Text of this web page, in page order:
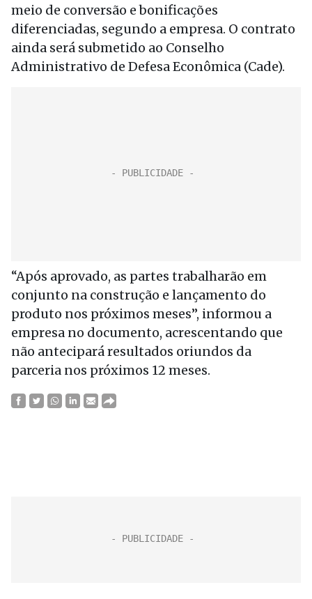
meio de conversão e bonificações
diferenciadas, segundo a empresa. O contrato
ainda será submetido ao Conselho
Administrativo de Defesa Econômica (Cade).
“Após aprovado, as partes trabalharão em
conjunto na construção e lançamento do
produto nos próximos meses”, informou a
empresa no documento, acrescentando que
não antecipará resultados oriundos da
parceria nos próximos 12 meses.